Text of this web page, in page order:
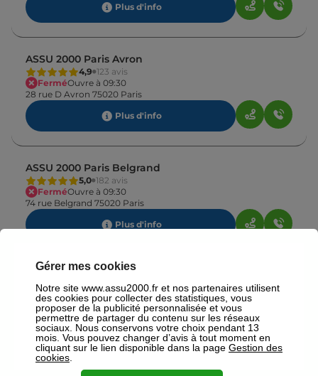
Plus d'info
ASSU 2000 Paris Avron
4,9 123 avis
FerméOuvre à 09:30
28 rue D Avron 75020 Paris
Plus d'info
ASSU 2000 Paris Belgrand
5,0 182 avis
FerméOuvre à 09:30
74 rue Belgrand 75020 Paris
Plus d'info
4,9 179 avis
FerméOuvre à 09:30
62 rue De Tolbiac, BATIMENT A 75013 Paris
Plus d'info
Gérer mes cookies
Notre site www.assu2000.fr et nos partenaires utilisent
des cookies pour collecter des statistiques, vous
proposer de la publicité personnalisée et vous
permettre de partager du contenu sur les réseaux
sociaux. Nous conservons votre choix pendant 13
mois. Vous pouvez changer d’avis à tout moment en
cliquant sur le lien disponible dans la page Gestion des
cookies